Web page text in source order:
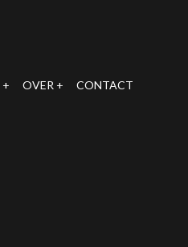
OVER CONTACT